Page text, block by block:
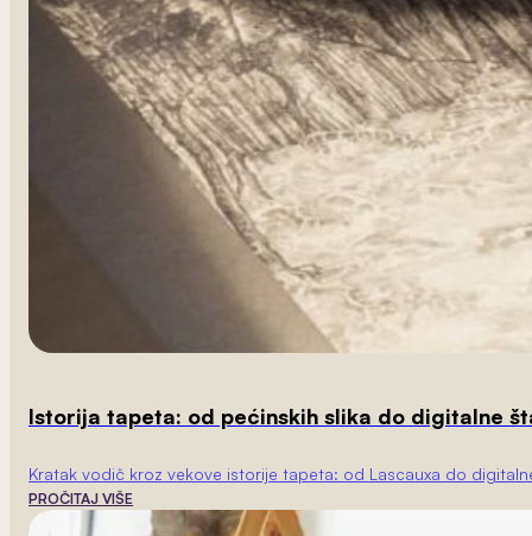
Istorija tapeta: od pećinskih slika do digitalne
Kratak vodič kroz vekove istorije tapeta: od Lascauxa do
PROČITAJ VIŠE